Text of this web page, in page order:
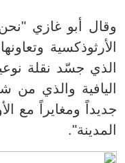
وقال أبو غازي
الأرثوذكسية
الذي جسّد نقلة
اليافية والذي من
جديداً ومغايراً مع
المدينة".